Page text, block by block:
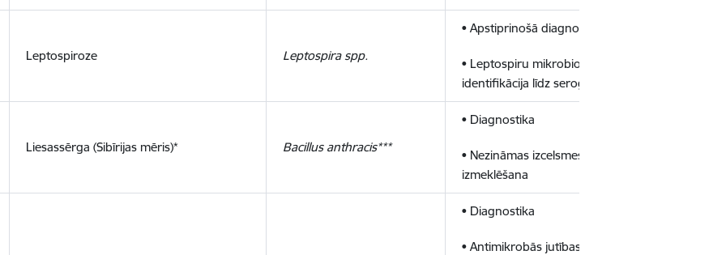
Leptospiroze Leptospira spp.
• Apstiprinošā diagnostika
• Leptospiru mikrobioloģiskā
identifikācija līdz serogrupai
Liesassērga (Sibīrijas mēris)* Bacillus anthracis***
• Diagnostika
• Nezināmas izcelsmes paraugu
izmeklēšana
• Diagnostika
• Antimikrobās jutības noteikšana